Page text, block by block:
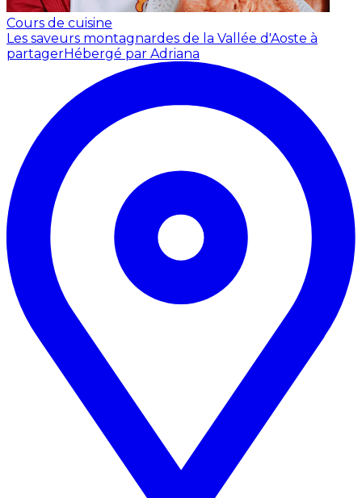
Cours de cuisine
Les saveurs montagnardes de la Vallée d'Aoste à
partagerHébergé par Adriana